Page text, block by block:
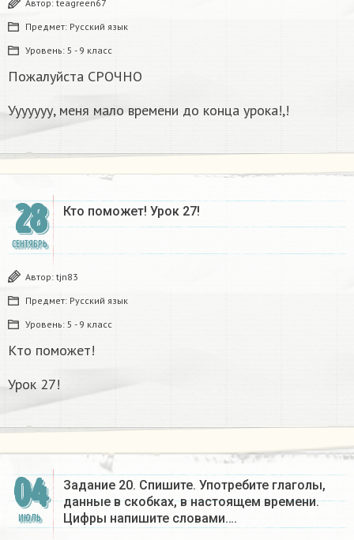
Автор: teagreen67
Предмет: Русский язык
Уровень: 5 - 9 класс
Пожалуйста СРОЧНО
Ууууууу, меня мало времени до конца урока!,!
28
СЕНТЯБРЬ
Кто поможет! Урок 27!
Автор: tjn83
Предмет: Русский язык
Уровень: 5 - 9 класс
Кто поможет!
Урок 27!
04
ИЮЛЬ
Задание 20. Спишите. Употребите глаголы,
данные в скобках, в настоящем времени.
Цифры напишите словами….